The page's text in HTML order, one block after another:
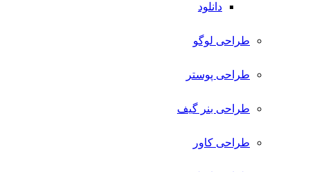
دانلود
طراحی لوگو
طراحی پوستر
طراحی بنر گیف
طراحی کاور